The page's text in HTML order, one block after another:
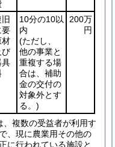
要
材
び
具
10分の10以
内
(ただし、
他の事業と
重複する場
合は、補助
金の交付の
対象外とす
る。)
200万
円
複数の受益者が利用す
、現に農業用その他の
に行われている施設と